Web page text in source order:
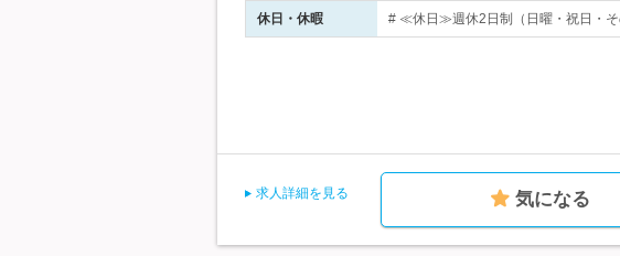
休日・休暇 # ≪休日≫週休2日制（日曜・祝日・
求人詳細を見る 気になる